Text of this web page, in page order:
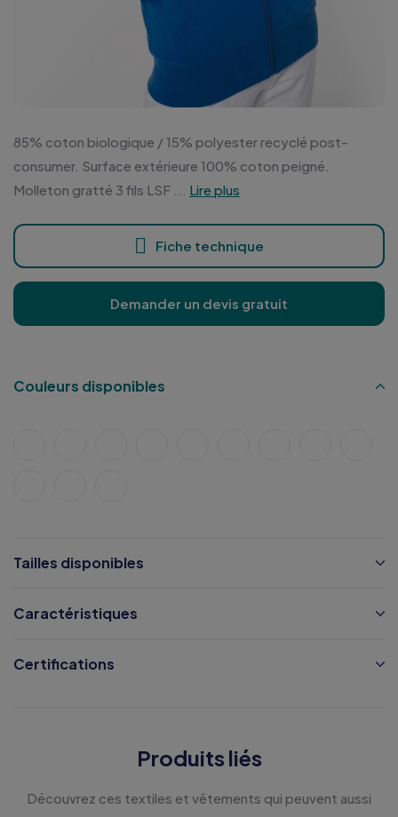
85% coton biologique / 15% polyester recyclé post-
consumer. Surface extérieure 100% coton peigné.
Molleton gratté 3 fils LSF ...
Lire plus
Fiche technique
Demander un devis gratuit
Couleurs disponibles
Tailles disponibles
Caractéristiques
Certifications
Produits liés
Découvrez ces textiles et vêtements qui peuvent aussi